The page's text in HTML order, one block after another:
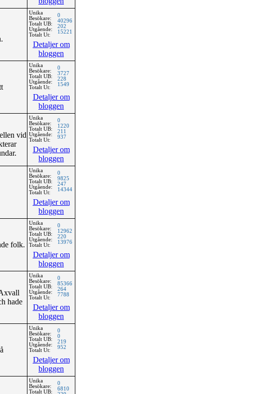
Unika
Besökare:
Totalt UB:
Utgående:
Totalt Ut:
0
40296
202
15221
Detaljer om
bloggen
Unika
Besökare:
Totalt UB:
Utgående:
Totalt Ut:
0
3727
228
1549
Detaljer om
bloggen
vid
Unika
Besökare:
Totalt UB:
Utgående:
Totalt Ut:
0
1220
211
937
Detaljer om
bloggen
Unika
Besökare:
Totalt UB:
Utgående:
Totalt Ut:
0
9825
247
14344
Detaljer om
bloggen
folk.
Unika
Besökare:
Totalt UB:
Utgående:
Totalt Ut:
0
12962
220
13976
Detaljer om
bloggen
hade
Unika
Besökare:
Totalt UB:
Utgående:
Totalt Ut:
0
85366
264
7788
Detaljer om
bloggen
Unika
Besökare:
Totalt UB:
Utgående:
Totalt Ut:
0
0
219
952
Detaljer om
bloggen
Unika
Besökare:
Totalt UB:
0
6810